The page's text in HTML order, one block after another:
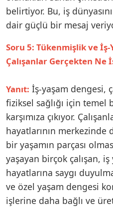
belirtiyor. Bu, iş
dair güçlü bir mesaj
Soru 5: Tükenmişlik ve
Çalışanlar Gerçekten Ne
Yanıt: İş-yaşam dengesi,
fiziksel sağlığı için
karşımıza çıkıyor.
hayatlarının merkezinde
bir yaşamın parçası
yaşayan birçok çalışan,
hayatlarına saygı
ve özel yaşam dengesi
işlerine daha bağlı ve